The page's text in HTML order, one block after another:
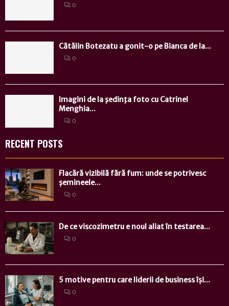
0
Cătălin Botezatu a gonit-o pe Bianca de la...
0
Imagini de la şedinţa foto cu Catrinel
Menghia...
0
RECENT POSTS
Flacără vizibilă fără fum: unde se potrivesc
șemineele...
0
De ce viscozimetru e noul aliat în testarea...
0
5 motive pentru care liderii de business își...
0